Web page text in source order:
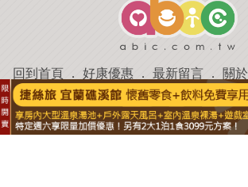
回到首頁 ． 好康優惠 ． 最新留言 ． 關
部落格微件．商家合作．討論區 ．推
羿磊資訊 服務條款&隱私權政策